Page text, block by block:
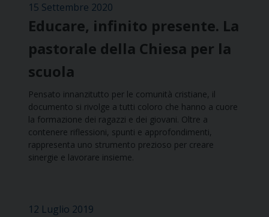
15 Settembre 2020
Educare, infinito presente. La
pastorale della Chiesa per la
scuola
Pensato innanzitutto per le comunità cristiane, il
documento si rivolge a tutti coloro che hanno a cuore
la formazione dei ragazzi e dei giovani. Oltre a
contenere riflessioni, spunti e approfondimenti,
rappresenta uno strumento prezioso per creare
sinergie e lavorare insieme.
12 Luglio 2019